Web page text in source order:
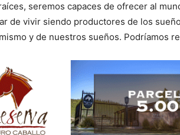
seremos capaces de ofrecer al
de vivir siendo productores de los
y de nuestros sueños. Podríamos